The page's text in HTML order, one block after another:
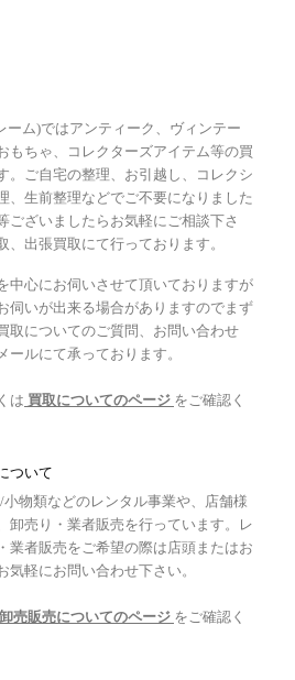
ーム)ではアンティーク、ヴィンテー
もちゃ、コレクターズアイテム等の買
。ご自宅の整理、お引越し、コレクシ
、生前整理などでご不要になりました
ございましたらお気軽にご相談下さ
、出張買取にて行っております。
中心にお伺いさせて頂いておりますが
伺いが出来る場合がありますのでまず
取についてのご質問、お問い合わせ
ールにて承っております。
は 買取についてのページ をご確認く
ついて
物類などのレンタル事業や、店舗様
卸売り・業者販売を行っています。レ
業者販売をご希望の際は店頭またはお
気軽にお問い合わせ下さい。
売販売についてのページ をご確認く